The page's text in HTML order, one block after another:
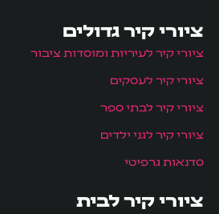
ציורי קיר גדולים
ציורי קיר לעיריות ומוסדות ציבור
ציורי קיר לעסקים
ציורי קיר לבתי ספר
ציורי קיר לגני ילדים
סדנאות גרפיטי
ציורי קיר לבית